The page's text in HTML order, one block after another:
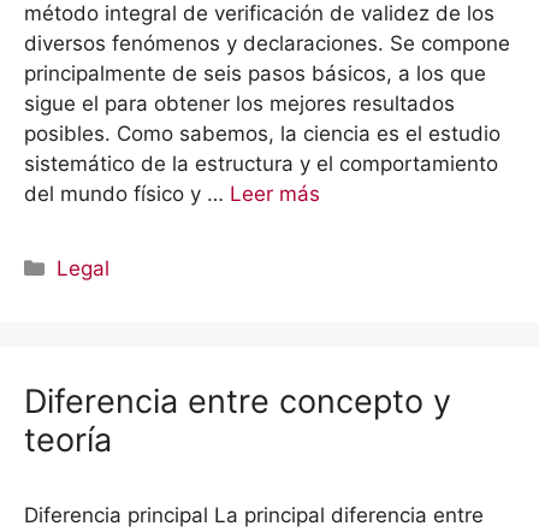
método integral de verificación de validez de los
diversos fenómenos y declaraciones. Se compone
principalmente de seis pasos básicos, a los que
sigue el para obtener los mejores resultados
posibles. Como sabemos, la ciencia es el estudio
sistemático de la estructura y el comportamiento
del mundo físico y … Leer más
Categorías
Legal
Diferencia entre concepto y
teoría
Diferencia principal La principal diferencia entre